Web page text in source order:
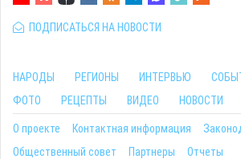
ПОДПИСАТЬСЯ НА НОВОСТИ
НАРОДЫ РЕГИОНЫ ИНТЕРВЬЮ
ФОТО
РЕЦЕПТЫ ВИДЕО НОВОСТИ
О проекте Контактная информация
Общественный совет
Партнеры Отчеты